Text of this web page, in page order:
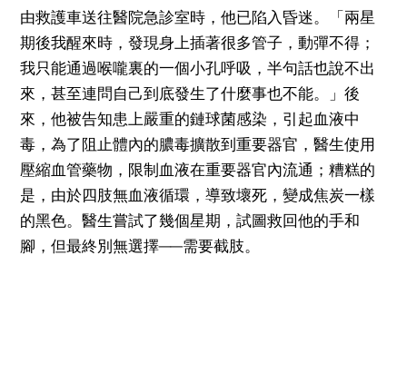
由救護車送往醫院急診室時，他已陷入昏迷。「兩星
期後我醒來時，發現身上插著很多管子，動彈不得；
我只能通過喉嚨裏的一個小孔呼吸，半句話也說不出
來，甚至連問自己到底發生了什麼事也不能。」後
來，他被告知患上嚴重的鏈球菌感染，引起血液中
毒，為了阻止體內的膿毒擴散到重要器官，醫生使用
壓縮血管藥物，限制血液在重要器官內流通；糟糕的
是，由於四肢無血液循環，導致壞死，變成焦炭一樣
的黑色。醫生嘗試了幾個星期，試圖救回他的手和
腳，但最終別無選擇──需要截肢。